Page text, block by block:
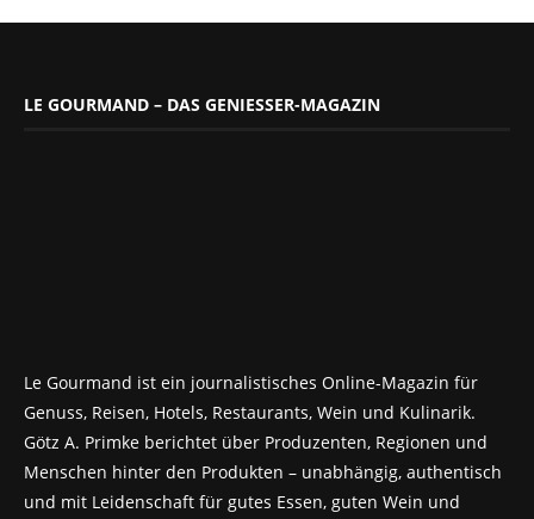
LE GOURMAND – DAS GENIESSER-MAGAZIN
Le Gourmand ist ein journalistisches Online-Magazin für
Genuss, Reisen, Hotels, Restaurants, Wein und Kulinarik.
Götz A. Primke berichtet über Produzenten, Regionen und
Menschen hinter den Produkten – unabhängig, authentisch
und mit Leidenschaft für gutes Essen, guten Wein und